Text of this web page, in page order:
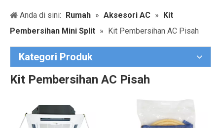
Anda di sini: Rumah » Aksesori AC » Kit
Pembersihan Mini Split » Kit Pembersihan AC Pisah
Kategori Produk
Kit Pembersihan AC Pisah